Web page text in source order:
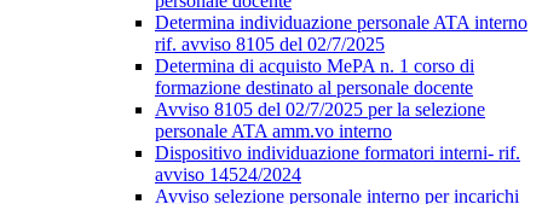
Determina individuazione personale ATA interno
rif. avviso 8105 del 02/7/2025
Determina di acquisto MePA n. 1 corso di
formazione destinato al personale docente
Avviso 8105 del 02/7/2025 per la selezione
personale ATA amm.vo interno
Dispositivo individuazione formatori interni- rif.
avviso 14524/2024
Avviso selezione personale interno per incarichi